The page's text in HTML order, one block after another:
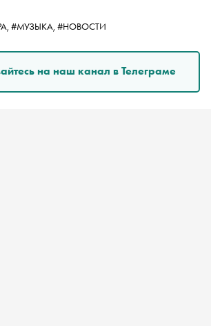
#МУЗЫКА, #НОВОСТИ
на наш канал в Телеграме